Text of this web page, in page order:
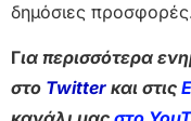
δημόσιες
Για περισσότερα
στο Twitter και στις